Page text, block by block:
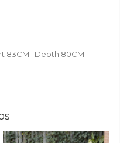
83CM | Depth 80CM